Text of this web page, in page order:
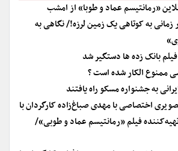
«رمانتیسم عماد و طوبا» از امشب
زمانی به کوتاهی یک زمین لرزه!/ نگاهی به
بانک زده ها دستگیر شد
ممنوع الکار شده است ؟
به جشنواره مسکو راه یافتند
اختصاصی با مهدی صباغ‌زاده کارگردان با
فیلم «رمانتیسم عماد و طوبی»/